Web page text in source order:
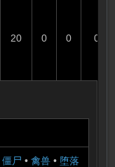
20 0 0 0
僵尸 • 禽兽• 堕落